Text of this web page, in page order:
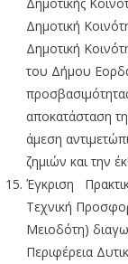
Δημοτική
Δημοτική
του Δήμου
αποκατάσταση
άμεση
ζημιών και την
Έγκριση
Τεχνική
Μειοδότη)
Περιφέρεια